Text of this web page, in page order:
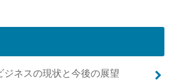
ジネスの現状と今後の展望